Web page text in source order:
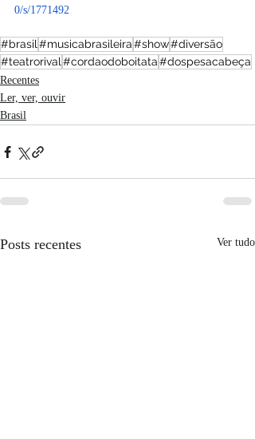
0/s/1771492
#brasil#musicabrasileira#show#diversão
#teatrorival#cordaodoboitata#dospesacabeça
Recentes
Ler, ver, ouvir
Brasil
Posts recentes Ver tudo